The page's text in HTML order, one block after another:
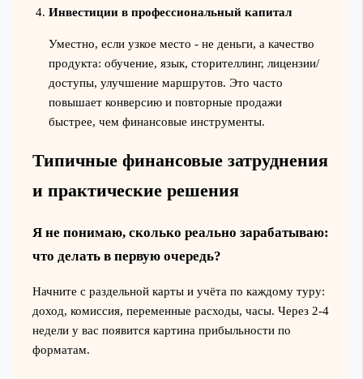
Инвестиции в профессиональный капитал
Уместно, если узкое место - не деньги, а качество
продукта: обучение, язык, сторителлинг, лицензии/
доступы, улучшение маршрутов. Это часто
повышает конверсию и повторные продажи
быстрее, чем финансовые инструменты.
Типичные финансовые затруднения
и практические решения
Я не понимаю, сколько реально зарабатываю:
что делать в первую очередь?
Начните с раздельной карты и учёта по каждому туру:
доход, комиссия, переменные расходы, часы. Через 2-4
недели у вас появится картина прибыльности по
форматам.